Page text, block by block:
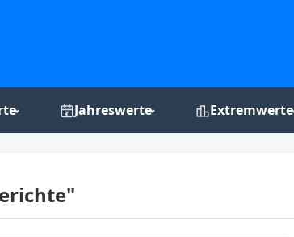
Jahreswerte Extremwerte